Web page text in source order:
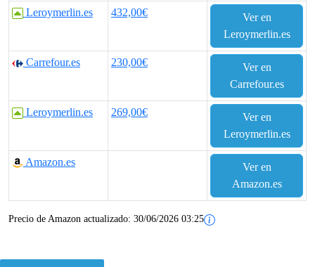
r
g
n
l
e
r
c
u
l
:
2
Leroymerlin.es 432,00€
Ver en
Leroymerlin.es
Carrefour.es 230,00€
Ver en
Carrefour.es
Leroymerlin.es 269,00€
Ver en
Leroymerlin.es
Amazon.es
Ver en
Amazon.es
Precio de Amazon actualizado: 30/06/2026 03:25